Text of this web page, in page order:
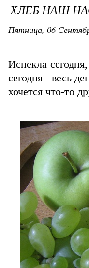
ХЛЕБ НАШ
Пятница, 06
Испекла
сегодня - весь
хочется что-то